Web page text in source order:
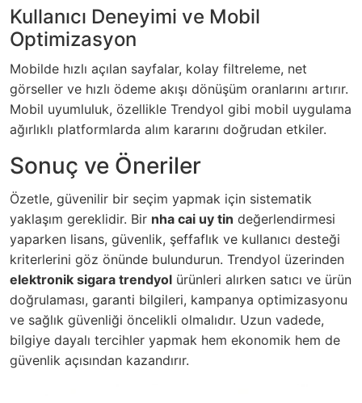
Kullanıcı Deneyimi ve Mobil
Optimizasyon
Mobilde hızlı açılan sayfalar, kolay filtreleme, net
görseller ve hızlı ödeme akışı dönüşüm oranlarını artırır.
Mobil uyumluluk, özellikle Trendyol gibi mobil uygulama
ağırlıklı platformlarda alım kararını doğrudan etkiler.
Sonuç ve Öneriler
Özetle, güvenilir bir seçim yapmak için sistematik
yaklaşım gereklidir. Bir nha cai uy tin değerlendirmesi
yaparken lisans, güvenlik, şeffaflık ve kullanıcı desteği
kriterlerini göz önünde bulundurun. Trendyol üzerinden
elektronik sigara trendyol ürünleri alırken satıcı ve ürün
doğrulaması, garanti bilgileri, kampanya optimizasyonu
ve sağlık güvenliği öncelikli olmalıdır. Uzun vadede,
bilgiye dayalı tercihler yapmak hem ekonomik hem de
güvenlik açısından kazandırır.